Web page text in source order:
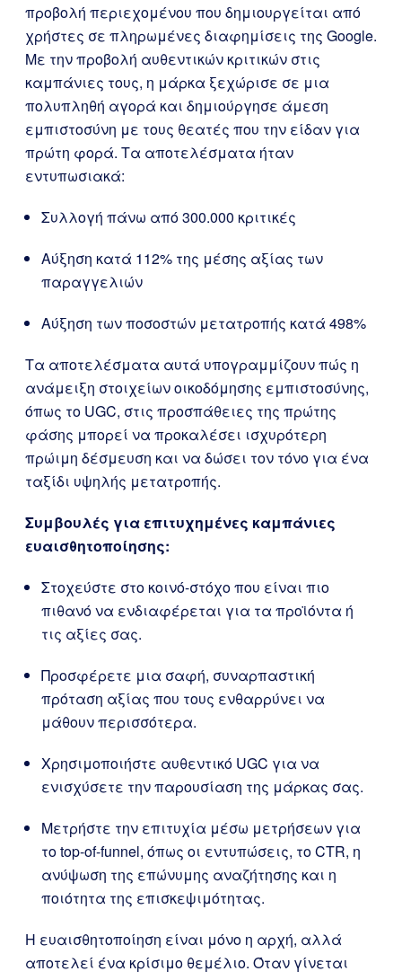
προβολή περιεχομένου που δημιουργείται από
χρήστες σε πληρωμένες διαφημίσεις της Google.
Με την προβολή αυθεντικών κριτικών στις
καμπάνιες τους, η μάρκα ξεχώρισε σε μια
πολυπληθή αγορά και δημιούργησε άμεση
εμπιστοσύνη με τους θεατές που την είδαν για
πρώτη φορά. Τα αποτελέσματα ήταν
εντυπωσιακά:
Συλλογή πάνω από 300.000 κριτικές
Αύξηση κατά 112% της μέσης αξίας των
παραγγελιών
Αύξηση των ποσοστών μετατροπής κατά 498%
Τα αποτελέσματα αυτά υπογραμμίζουν πώς η
ανάμειξη στοιχείων οικοδόμησης εμπιστοσύνης,
όπως το UGC, στις προσπάθειες της πρώτης
φάσης μπορεί να προκαλέσει ισχυρότερη
πρώιμη δέσμευση και να δώσει τον τόνο για ένα
ταξίδι υψηλής μετατροπής.
Συμβουλές για επιτυχημένες καμπάνιες
ευαισθητοποίησης:
Στοχεύστε στο κοινό-στόχο που είναι πιο
πιθανό να ενδιαφέρεται για τα προϊόντα ή
τις αξίες σας.
Προσφέρετε μια σαφή, συναρπαστική
πρόταση αξίας που τους ενθαρρύνει να
μάθουν περισσότερα.
Χρησιμοποιήστε αυθεντικό UGC για να
ενισχύσετε την παρουσίαση της μάρκας σας.
Μετρήστε την επιτυχία μέσω μετρήσεων για
το top-of-funnel, όπως οι εντυπώσεις, το CTR, η
ανύψωση της επώνυμης αναζήτησης και η
ποιότητα της επισκεψιμότητας.
Η ευαισθητοποίηση είναι μόνο η αρχή, αλλά
αποτελεί ένα κρίσιμο θεμέλιο. Όταν γίνεται